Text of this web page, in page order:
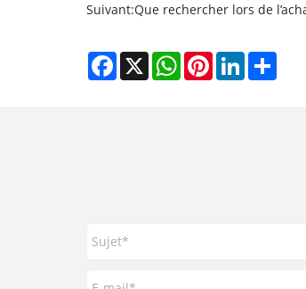
Suivant:Que rechercher lors de
Facebook
X WhatsAppPinterestLinkedIn